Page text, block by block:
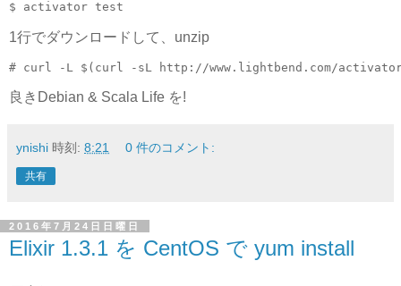
1行でダウンロードして、unzip
良きDebian & Scala Life を!
ynishi 時刻: 8:21 0 件のコメント:
共有
2016年7月24日日曜日
Elixir 1.3.1 を CentOS で yum install